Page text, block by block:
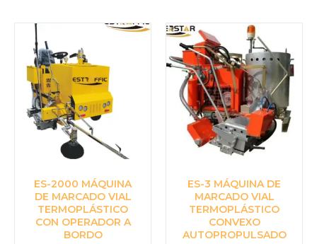
ES-2000 MÁQUINA
DE MARCADO VIAL
TERMOPLÁSTICO
CON OPERADOR A
BORDO
ES-3 MÁQUINA DE
MARCADO VIAL
TERMOPLÁSTICO
CONVEXO
AUTOPROPULSADO